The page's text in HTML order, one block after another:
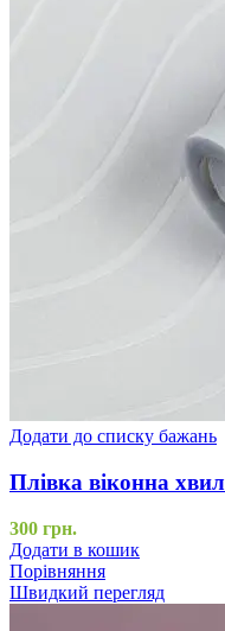
Додати до списку бажань
Плівка віконна
300 грн.
Додати в кошик
Порівняння
Швидкий перегляд